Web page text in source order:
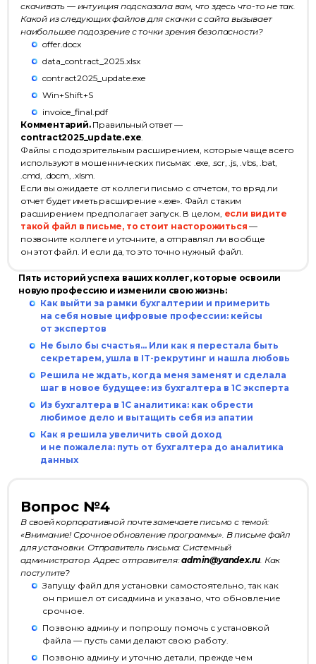
скачивать — интуиция подсказала вам, что здесь что-то не так.
Какой из следующих файлов для скачки с сайта вызывает
наибольшее подозрение с точки зрения безопасности?
offer.docx
data_contract_2025.xlsx
contract2025_update.exe
Win+Shift+S
invoice_final.pdf
Комментарий.Правильный ответ —
contract2025_update.exe.
Файлы с подозрительным расширением, которые чаще всего
используют в мошеннических письмах: .exe, .scr, .js, .vbs, .bat,
.cmd, .docm, .xlsm.
Если вы ожидаете от коллеги письмо с отчетом, то вряд ли
отчет будет иметь расширение «.exe». Файл с таким
расширением предполагает запуск. В целом, если видите
такой файл в письме, то стоит насторожиться —
позвоните коллеге и уточните, а отправлял ли вообще
он этот файл. И если да, то это точно нужный файл.
Пять историй успеха ваших коллег, которые освоили
новую профессию и изменили свою жизнь:
Как выйти за рамки бухгалтерии и примерить
на себя новые цифровые профессии: кейсы
от экспертов
Не было бы счастья... Или как я перестала быть
секретарем, ушла в IT-рекрутинг и нашла любовь
Решила не ждать, когда меня заменят и сделала
шаг в новое будущее: из бухгалтера в 1С эксперта
Из бухгалтера в 1С аналитика: как обрести
любимое дело и вытащить себя из апатии
Как я решила увеличить свой доход
и не пожалела: путь от бухгалтера до аналитика
данных
Вопрос №4
В своей корпоративной почте замечаете письмо с темой:
«Внимание! Срочное обновление программы». В письме файл
для установки. Отправитель письма: Системный
администратор. Адрес отправителя:admin@yandex.ru. Как
поступите?
Запущу файл для установки самостоятельно, так как
он пришел от сисадмина и указано, что обновление
срочное.
Позвоню админу и попрошу помочь с установкой
файла — пусть сами делают свою работу.
Позвоню админу и уточню детали, прежде чем